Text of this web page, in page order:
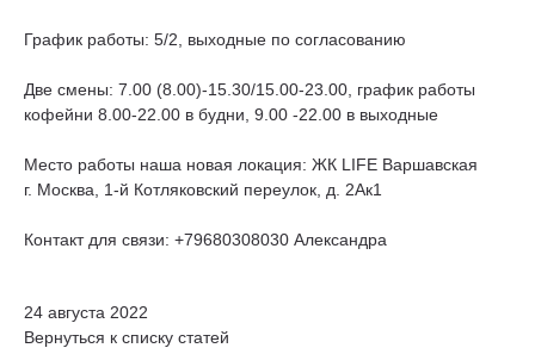
График работы: 5/2, выходные по согласованию
Две смены: 7.00 (8.00)-15.30/15.00-23.00, график работы
кофейни 8.00-22.00 в будни, 9.00 -22.00 в выходные
Место работы наша новая локация: ЖК LIFE Варшавская
г. Москва, 1-й Котляковский переулок, д. 2Ак1
Контакт для связи: +79680308030 Александра
24 августа 2022
Вернуться к списку статей